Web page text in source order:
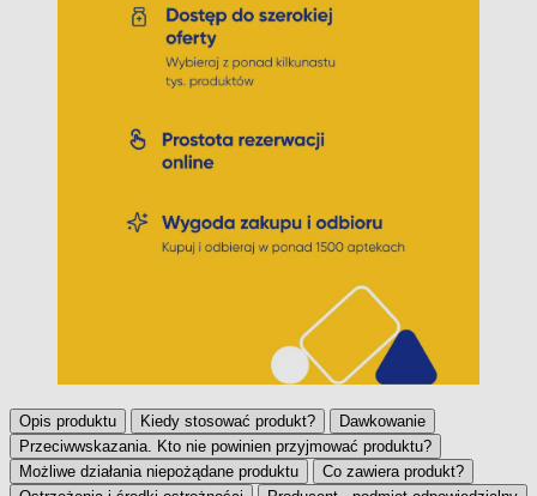
Opis produktu Kiedy stosować produkt?
Dawkowanie
Przeciwwskazania. Kto nie powinien przyjmować produktu?
Możliwe działania niepożądane produktu
Co zawiera produkt?